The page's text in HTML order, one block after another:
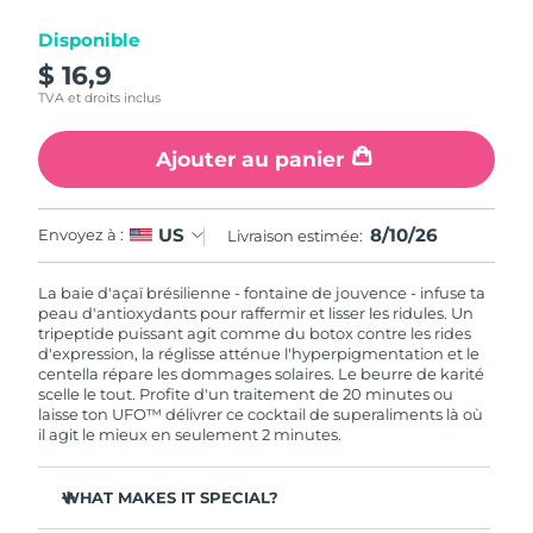
Disponible
$ 16,9
TVA et droits inclus
Ajouter au panier
Envoyez à : US Livraison estimée: 8/10/26
La baie d'açaï brésilienne - fontaine de jouvence - infuse ta
peau d'antioxydants pour raffermir et lisser les ridules. Un
tripeptide puissant agit comme du botox contre les rides
d'expression, la réglisse atténue l'hyperpigmentation et le
centella répare les dommages solaires. Le beurre de karité
scelle le tout. Profite d'un traitement de 20 minutes ou
laisse ton UFO™ délivrer ce cocktail de superaliments là où
il agit le mieux en seulement 2 minutes.
WHAT MAKES IT SPECIAL?
R.A.S. chinoise de
Macao
Malaisie Livraison estimée8/12/26
Malte Livraison estimée8/9/26
Mexique Livraison estimée
Monaco Livraison estimée8/10/26
Pays-Bas Livraison estimée 8/9/26
Nouvelle-Zélande Livraison estimée 8/9/26
Norvège Livraison estimée8/9/26
Oman Livraison estimée8/12/26